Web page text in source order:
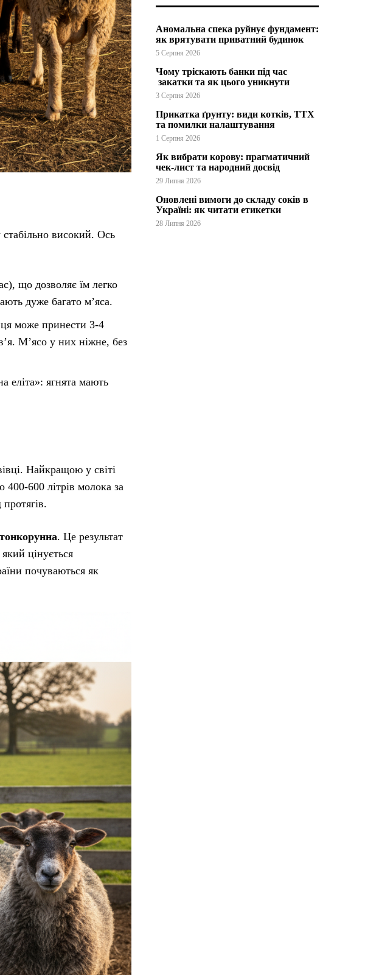
високий. Ось
що дозволяє їм легко
дуже багато м’яса.
може принести 3-4
М’ясо у них ніжне, без
еліта»: ягнята мають
Найкращою у світі
400-600 літрів молока за
. Це результат
цінується
почуваються як
Аномальна спека руйнує фундамент:
як врятувати приватний будинок
5 Серпня 2026
Чому тріскають банки під час
закатки та як цього уникнути
3 Серпня 2026
Прикатка ґрунту: види котків, ТТХ
та помилки налаштування
1 Серпня 2026
Як вибрати корову: прагматичний
чек-лист та народний досвід
29 Липня 2026
Оновлені вимоги до складу соків в
Україні: як читати етикетки
28 Липня 2026